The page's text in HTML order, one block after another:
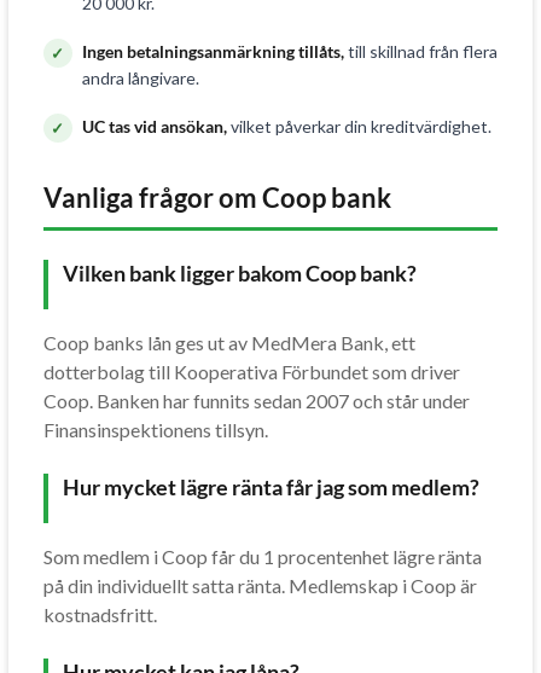
Ingen betalningsanmärkning tillåts,till skillnad från flera
andra långivare.
UC tas vid ansökan,vilket påverkar din kreditvärdighet.
Vanliga frågor om Coop bank
Vilken bank ligger bakom Coop bank?
Coop banks lån ges ut av MedMera Bank, ett
dotterbolag till Kooperativa Förbundet som driver
Coop. Banken har funnits sedan 2007 och står under
Finansinspektionens tillsyn.
Hur mycket lägre ränta får jag som medlem?
Som medlem i Coop får du 1 procentenhet lägre ränta
på din individuellt satta ränta. Medlemskap i Coop är
kostnadsfritt.